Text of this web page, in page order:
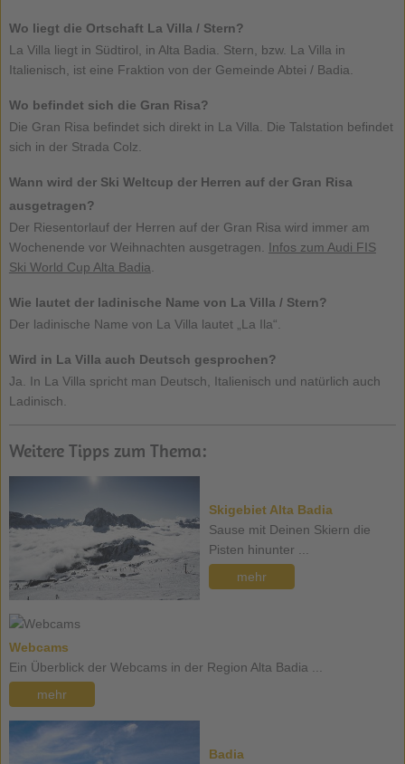
Wo liegt die Ortschaft La Villa / Stern?
La Villa liegt in Südtirol, in Alta Badia. Stern, bzw. La Villa in
Italienisch, ist eine Fraktion von der Gemeinde Abtei / Badia.
Wo befindet sich die Gran Risa?
Die Gran Risa befindet sich direkt in La Villa. Die Talstation befindet
sich in der Strada Colz.
Wann wird der Ski Weltcup der Herren auf der Gran Risa
ausgetragen?
Der Riesentorlauf der Herren auf der Gran Risa wird immer am
Wochenende vor Weihnachten ausgetragen. Infos zum Audi FIS
Ski World Cup Alta Badia.
Wie lautet der ladinische Name von La Villa / Stern?
Der ladinische Name von La Villa lautet „La Ila“.
Wird in La Villa auch Deutsch gesprochen?
Ja. In La Villa spricht man Deutsch, Italienisch und natürlich auch
Ladinisch.
Weitere Tipps zum Thema:
Skigebiet Alta Badia
Sause mit Deinen Skiern die
Pisten hinunter ...
mehr
Webcams
Ein Überblick der Webcams in der Region Alta Badia ...
mehr
Badia